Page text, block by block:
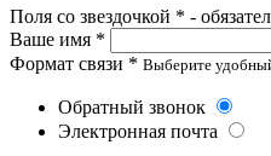
Поля со звездочкой * -
Ваше имя *
Формат связи * Выберите
Обратный звонок
Электронная почта